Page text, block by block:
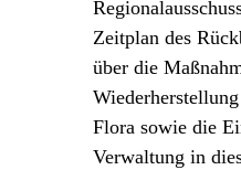
Zeitplan des
über die
Flora sowie die
Verwaltung in